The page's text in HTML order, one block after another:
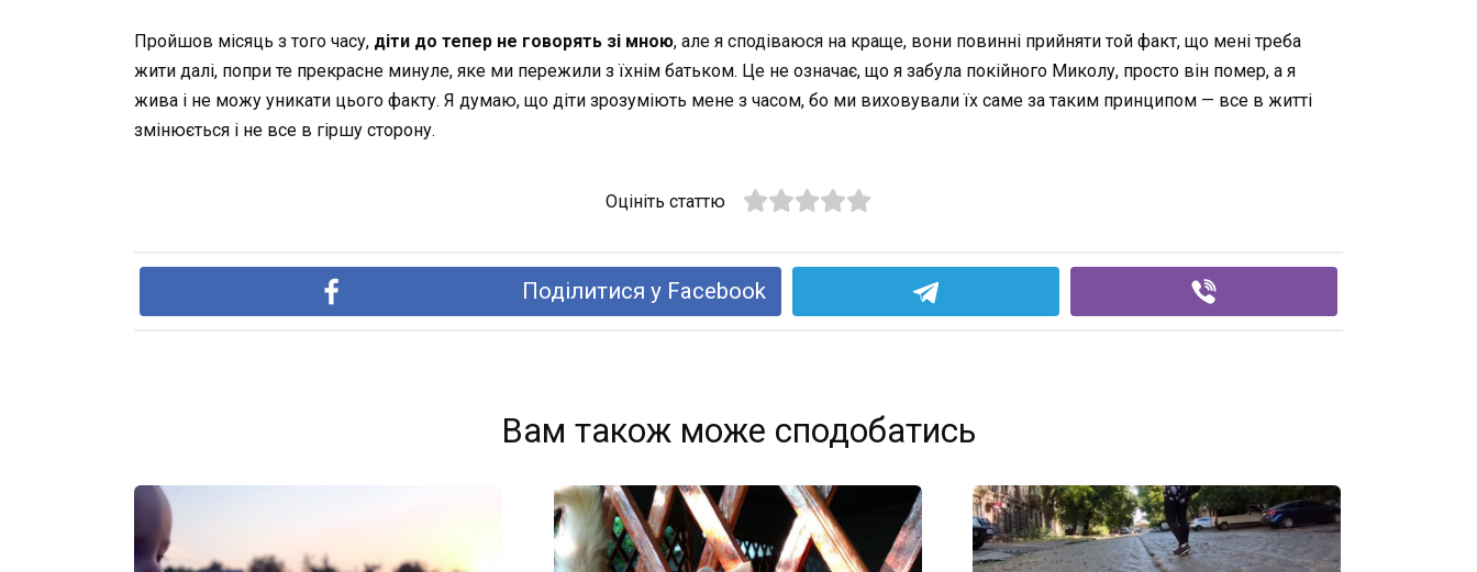
Пройшов місяць з того часу, діти до тепер не говорять зі мною, але я сподіваюся на краще, вони повинні прийняти той факт, що мені треба
жити далі, попри те прекрасне минуле, яке ми пережили з їхнім батьком. Це не означає, що я забула покійного Миколу, просто він помер, а я
жива і не можу уникати цього факту. Я думаю, що діти зрозуміють мене з часом, бо ми виховували їх саме за таким принципом — все в житті
змінюється і не все в гіршу сторону.
Оцініть статтю
Поділитися у Facebook
Вам також може сподобатись